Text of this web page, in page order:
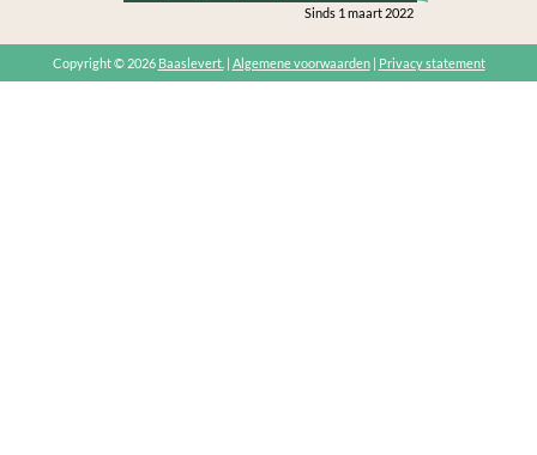
Sinds 1 maart 2022
Copyright © 2026 Baaslevert. | Algemene voorwaarden| Privacy statement